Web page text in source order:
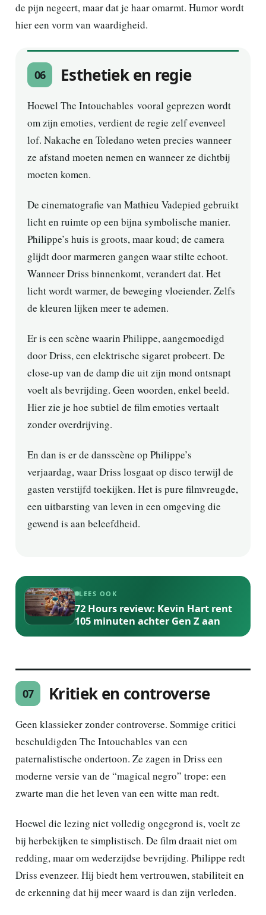
de pijn negeert, maar dat je haar omarmt. Humor wordt
hier een vorm van waardigheid.
06 Esthetiek en regie
Hoewel The Intouchables vooral geprezen wordt
om zijn emoties, verdient de regie zelf evenveel
lof. Nakache en Toledano weten precies wanneer
ze afstand moeten nemen en wanneer ze dichtbij
moeten komen.
De cinematografie van Mathieu Vadepied gebruikt
licht en ruimte op een bijna symbolische manier.
Philippe’s huis is groots, maar koud; de camera
glijdt door marmeren gangen waar stilte echoot.
Wanneer Driss binnenkomt, verandert dat. Het
licht wordt warmer, de beweging vloeiender. Zelfs
de kleuren lijken meer te ademen.
Er is een scène waarin Philippe, aangemoedigd
door Driss, een elektrische sigaret probeert. De
close-up van de damp die uit zijn mond ontsnapt
voelt als bevrijding. Geen woorden, enkel beeld.
Hier zie je hoe subtiel de film emoties vertaalt
zonder overdrijving.
En dan is er de dansscène op Philippe’s
verjaardag, waar Driss losgaat op disco terwijl de
gasten verstijfd toekijken. Het is pure filmvreugde,
een uitbarsting van leven in een omgeving die
gewend is aan beleefdheid.
LEES OOK
72 Hours review: Kevin Hart rent
105 minuten achter Gen Z aan
07 Kritiek en controverse
Geen klassieker zonder controverse. Sommige critici
beschuldigden The Intouchables van een
paternalistische ondertoon. Ze zagen in Driss een
moderne versie van de “magical negro” trope: een
zwarte man die het leven van een witte man redt.
Hoewel die lezing niet volledig ongegrond is, voelt ze
bij herbekijken te simplistisch. De film draait niet om
redding, maar om wederzijdse bevrijding. Philippe redt
Driss evenzeer. Hij biedt hem vertrouwen, stabiliteit en
de erkenning dat hij meer waard is dan zijn verleden.